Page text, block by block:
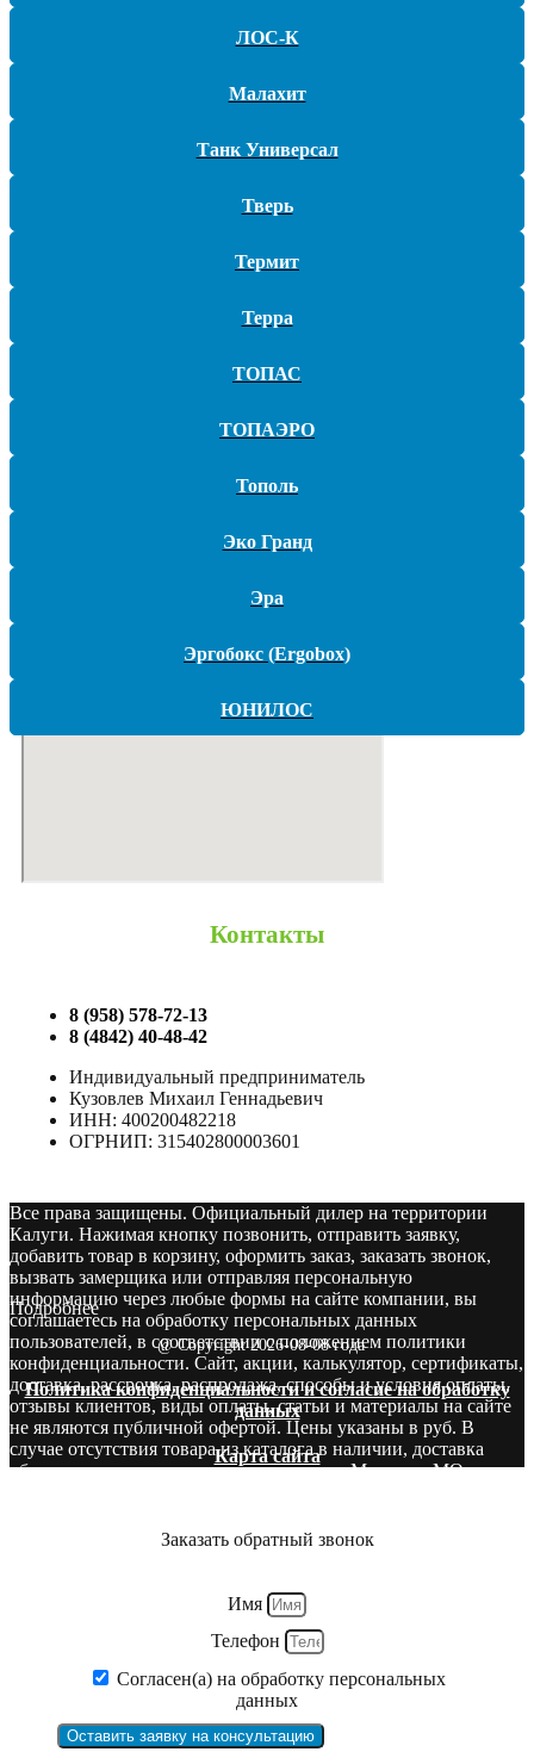
ЛОС-К
Малахит
Танк Универсал
Тверь
Термит
Терра
ТОПАС
ТОПАЭРО
Тополь
Эко Гранд
Эра
Эргобокс (Ergobox)
ЮНИЛОС
автономной канализации?
Контакты
8 (958) 578-72-13
8 (4842) 40-48-42
Индивидуальный предприниматель
Кузовлев Михаил Геннадьевич
ИНН: 400200482218
ОГРНИП: 315402800003601
Все права защищены. Официальный дилер на территории
Калуги. Нажимая кнопку позвонить, отправить заявку,
добавить товар в корзину, оформить заказ, заказать звонок,
вызвать замерщика или отправляя персональную
информацию через любые формы на сайте компании, вы
соглашаетесь на обработку персональных данных
пользователей, в соответствии с положением политики
конфиденциальности. Сайт, акции, калькулятор, сертификаты,
доставка, рассрочка, распродажа, способы и условия оплаты,
отзывы клиентов, виды оплаты, статьи и материалы на сайте
не являются публичной офертой. Цены указаны в руб. В
случае отсутствия товара из каталога в наличии, доставка
оборудования производится со складов в Москве и МО.
Подробнее
@ Copyright 2026-08-08 года
Политика конфиденциальности и согласие на обработку
данных
Карта сайта
Заказать обратный звонок
Имя
Телефон
Согласен(а) на обработку персональных
данных
Оставить заявку на консультацию